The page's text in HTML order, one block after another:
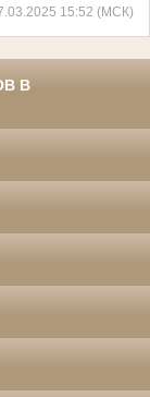
15:52 (МСК)
В